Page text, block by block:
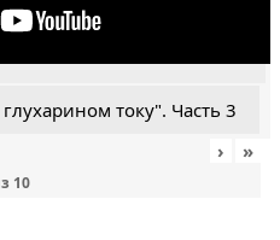
току". Часть 3
10
› »